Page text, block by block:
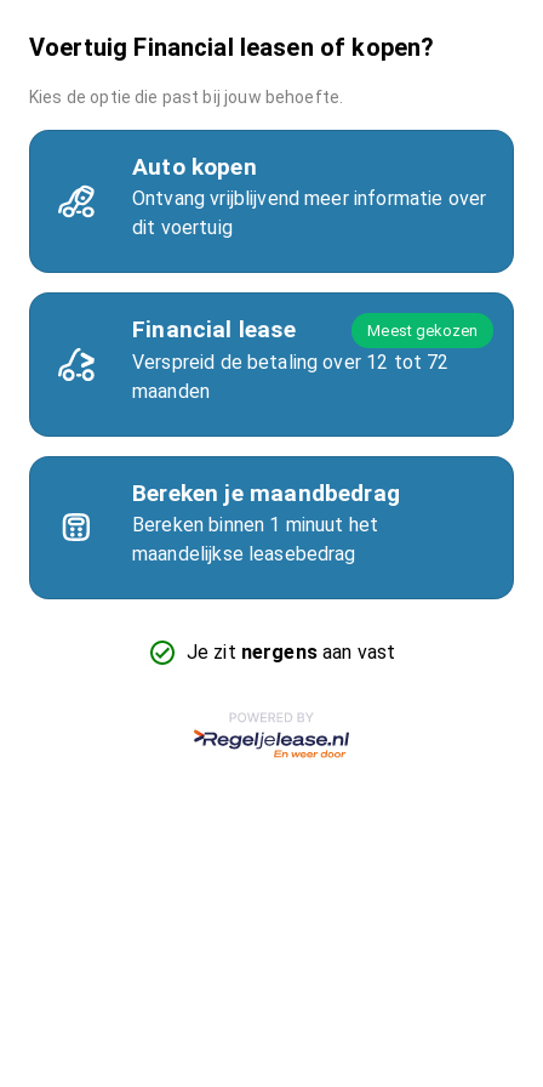
Voertuig Financial leasen of kopen?
Kies de optie die past bij jouw behoefte.
Auto kopen
Ontvang vrijblijvend meer informatie over
dit voertuig
Financial lease Meest gekozen
Verspreid de betaling over 12 tot 72
maanden
Bereken je maandbedrag
Bereken binnen 1 minuut het
maandelijkse leasebedrag
Je zit nergensaan vast